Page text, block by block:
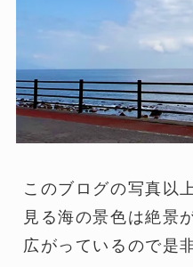
このブログの写真以
見る海の景色は絶景
広がっているので是